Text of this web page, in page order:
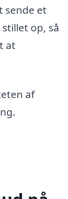
sende et
op, så
at
af